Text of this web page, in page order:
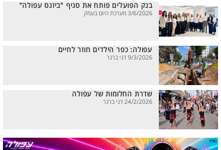
בנק הפועלים פותח את סניף "ביזנס עפולה"
3/6/2026 מערכת היום בעמק
עפולה: כפר הילדים חוזר לחיים
9/3/2026 דני ברנר
שדרת החלומות של עפולה
24/2/2026 דני ברנר